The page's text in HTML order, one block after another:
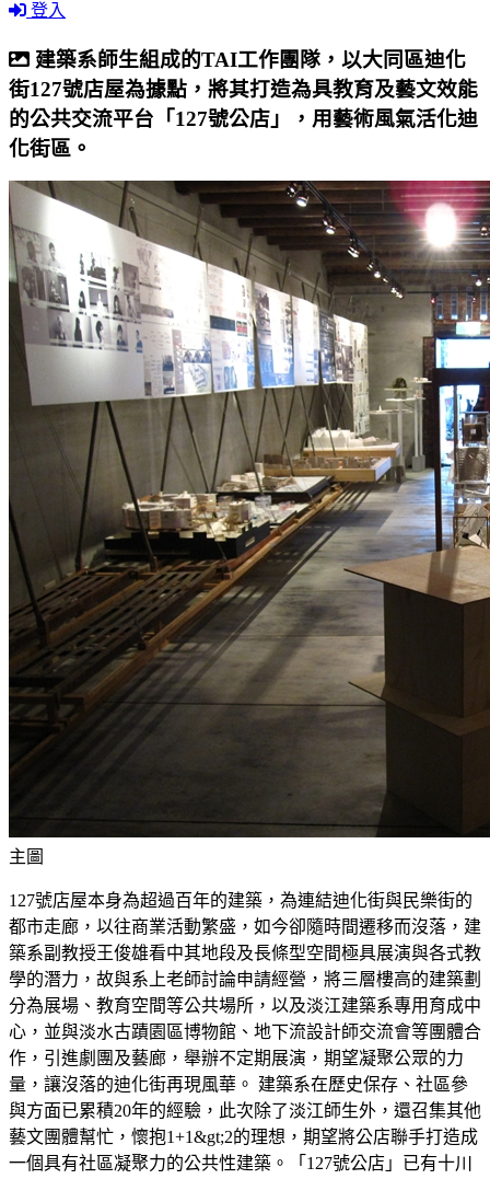
登入
建築系師生組成的TAI工作團隊，以大同區迪化
街127號店屋為據點，將其打造為具教育及藝文效能
的公共交流平台「127號公店」，用藝術風氣活化迪
化街區。
主圖
127號店屋本身為超過百年的建築，為連結迪化街與民樂街的
都市走廊，以往商業活動繁盛，如今卻隨時間遷移而沒落，建
築系副教授王俊雄看中其地段及長條型空間極具展演與各式教
學的潛力，故與系上老師討論申請經營，將三層樓高的建築劃
分為展場、教育空間等公共場所，以及淡江建築系專用育成中
心，並與淡水古蹟園區博物館、地下流設計師交流會等團體合
作，引進劇團及藝廊，舉辦不定期展演，期望凝聚公眾的力
量，讓沒落的迪化街再現風華。 建築系在歷史保存、社區參
與方面已累積20年的經驗，此次除了淡江師生外，還召集其他
藝文團體幫忙，懷抱1+1&gt;2的理想，期望將公店聯手打造成
一個具有社區凝聚力的公共性建築。「127號公店」已有十川